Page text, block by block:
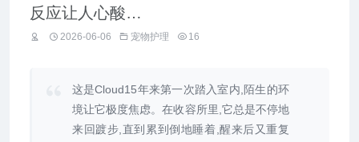
反应让人心酸…
2026-06-06 宠物护理 16
这是Cloud15年来第一次踏入室内,陌生的环
境让它极度焦虑。在收容所里,它总是不停地
来回踱步,直到累到倒地睡着,醒来后又重复